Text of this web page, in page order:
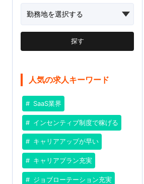
探す
人気の求人キーワード
SaaS業界
インセンティブ制度で稼げる
キャリアアップが早い
キャリアプラン充実
ジョブローテーション充実